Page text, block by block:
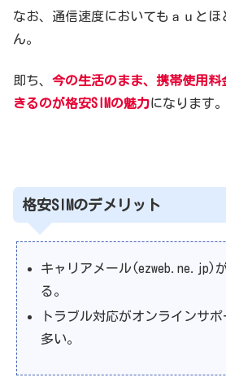
なお、通信速度においてもａｕとほ
ん。
即ち、 今の生活のまま、携帯使用
きるのが格安SIMの魅力になります。
格安SIMのデメリット
キャリアメール(ezweb.ne.jp)
る。
トラブル対応がオンラインサ
多い。